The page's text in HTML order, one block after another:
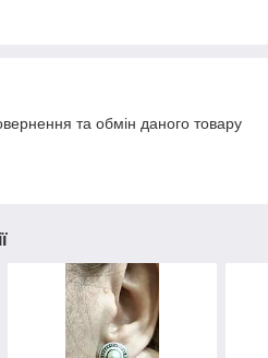
та обмін даного товару